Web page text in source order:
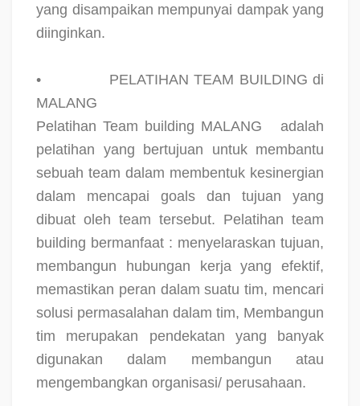
yang disampaikan mempunyai dampak yang
diinginkan.
•
PELATIHAN TEAM BUILDING di
MALANG
Pelatihan Team building MALANG
adalah
pelatihan yang bertujuan untuk membantu
sebuah team dalam membentuk kesinergian
dalam mencapai goals dan tujuan yang
dibuat oleh team tersebut. Pelatihan team
building bermanfaat : menyelaraskan tujuan,
membangun hubungan kerja yang efektif,
memastikan peran dalam suatu tim, mencari
solusi permasalahan dalam tim, Membangun
tim merupakan pendekatan yang banyak
digunakan dalam membangun atau
mengembangkan organisasi/ perusahaan.